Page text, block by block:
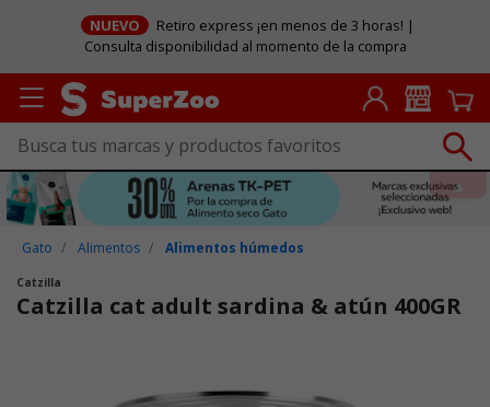
NUEVO
Retiro express ¡en menos de 3 horas! |
Consulta disponibilidad al momento de la compra
Gato Alimentos Alimentos húmedos
Catzilla
Catzilla cat adult sardina & atún 400GR